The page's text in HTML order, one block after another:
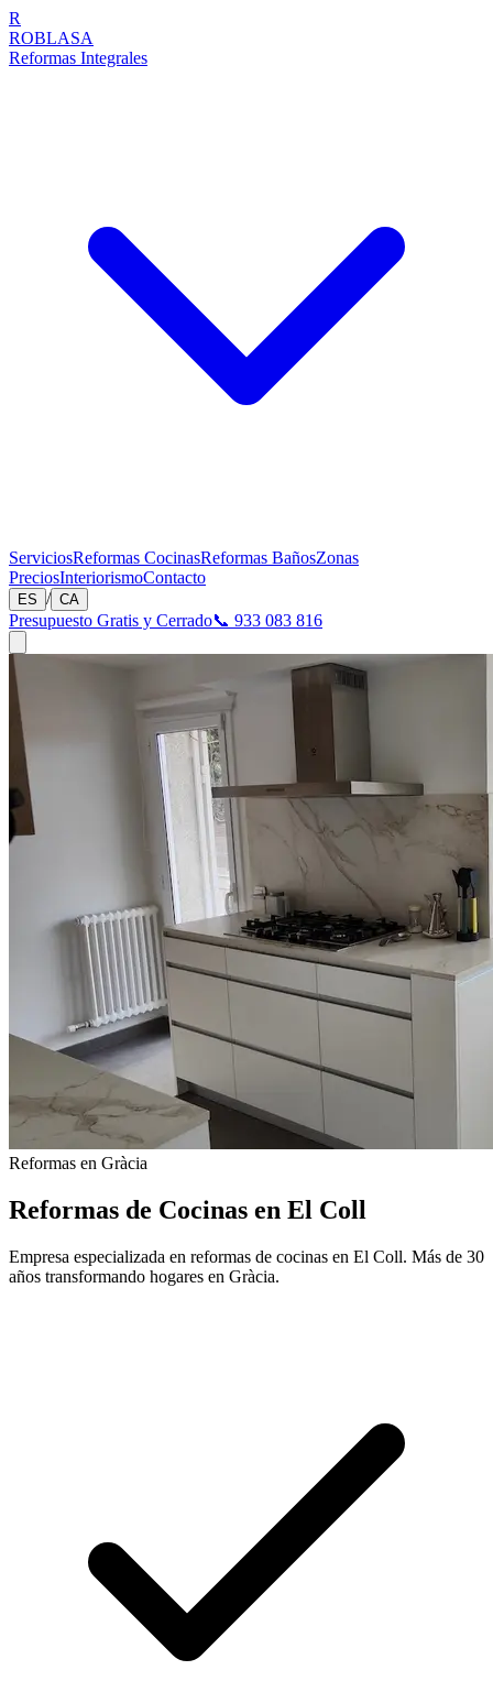
R
ROBLASA
Reformas Integrales
ServiciosReformas CocinasReformas BañosZonas
PreciosInteriorismoContacto
ES / CA
Presupuesto Gratis y Cerrado📞 933 083 816
Reformas en Gràcia
Reformas de Cocinas en El Coll
Empresa especializada en reformas de cocinas en El Coll. Más de 30
años transformando hogares en Gràcia.